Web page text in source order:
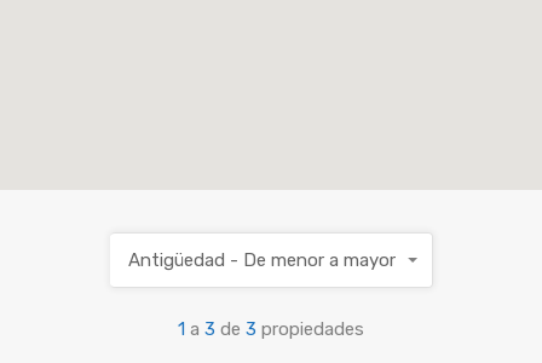
1 a 3 de 3 propiedades
Antigüedad - De menor a mayor